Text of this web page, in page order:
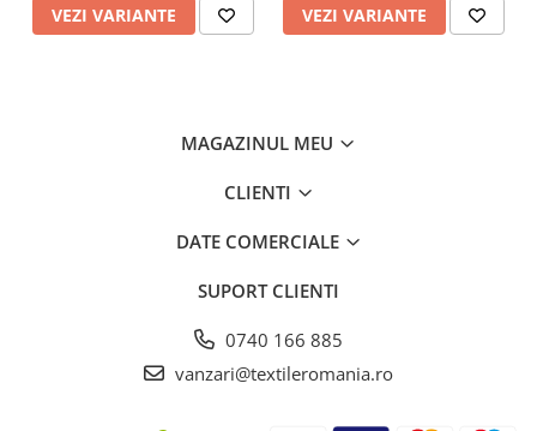
VEZI VARIANTE VEZI VARIANTE
MAGAZINUL MEU
CLIENTI
DATE COMERCIALE
SUPORT CLIENTI
0740 166 885
vanzari@textileromania.ro